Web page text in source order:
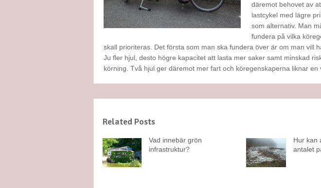
däremot behovet av
lastcykel med lägre
som alternativ. Man
fundera på vilka
skall prioriteras. Det första som man ska fundera över är om man vill
Ju fler hjul, desto högre kapacitet att lasta mer saker samt minskad
körning. Två hjul ger däremot mer fart och köregenskaperna liknar en
Related Posts
Vad innebär grön
infrastruktur?
Hur kan
antalet